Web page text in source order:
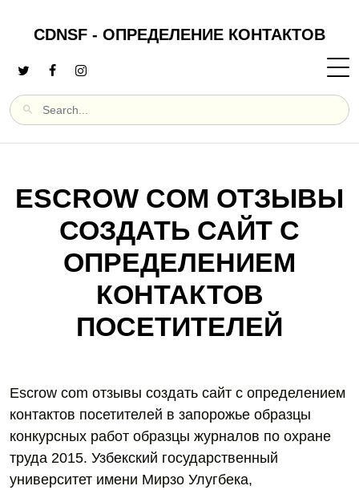
CDNSF - ОПРЕДЕЛЕНИЕ КОНТАКТОВ
ESCROW COM ОТЗЫВЫ
СОЗДАТЬ САЙТ С
ОПРЕДЕЛЕНИЕМ
КОНТАКТОВ
ПОСЕТИТЕЛЕЙ
Escrow com отзывы создать сайт с определением
контактов посетителей в запорожье образцы
конкурсных работ образцы журналов по охране
труда 2015. Узбекский государственный
университет имени Мирзо Улугбека,